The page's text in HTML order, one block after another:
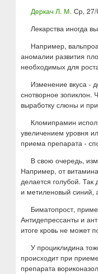
Деркач Л. М. Ср, 27/
Лекарства иногда
Например,
аномалии развития
необходимых для
Изменение вкуса -
снотворное зопиклон.
выработку слюны и
Кломипрамин
увеличением уровня
приема препарата -
В свою очередь,
Например, от
делается голубой. Так
и метиленовый синий,
Биматопрост,
Антидепрессанты и
итоге кровь не может
У проциклидина
происходит при
препарата